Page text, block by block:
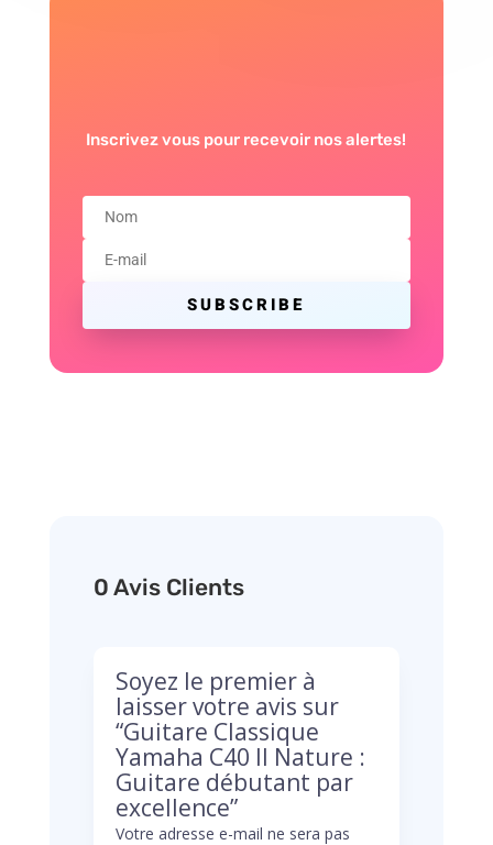
Inscrivez vous pour recevoir nos alertes!
SUBSCRIBE
0 Avis Clients
Soyez le premier à
laisser votre avis sur
“Guitare Classique
Yamaha C40 II Nature :
Guitare débutant par
excellence”
Votre adresse e-mail ne sera pas